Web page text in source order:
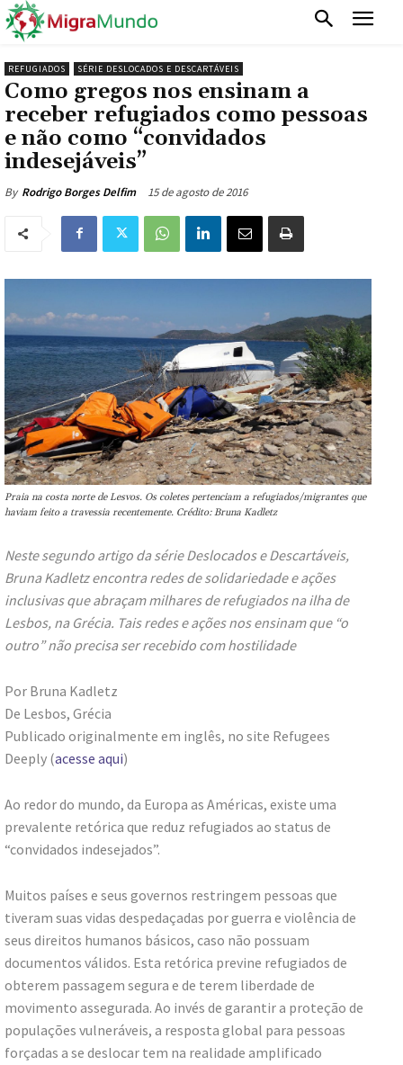
REFUGIADOS SÉRIE DESLOCADOS E DESCARTÁVEIS
Como gregos nos ensinam a
receber refugiados como pessoas
e não como “convidados
indesejáveis”
By Rodrigo Borges Delfim 15 de agosto de 2016
Praia na costa norte de Lesvos. Os coletes pertenciam a refugiados/migrantes que
haviam feito a travessia recentemente. Crédito: Bruna Kadletz
Neste segundo artigo da série Deslocados e Descartáveis,
Bruna Kadletz encontra redes de solidariedade e ações
inclusivas que abraçam milhares de refugiados na ilha de
Lesbos, na Grécia. Tais redes e ações nos ensinam que “o
outro” não precisa ser recebido com hostilidade
Por Bruna Kadletz
De Lesbos, Grécia
Publicado originalmente em inglês, no site Refugees
Deeply (acesse aqui)
Ao redor do mundo, da Europa as Américas, existe uma
prevalente retórica que reduz refugiados ao status de
“convidados indesejados”.
Muitos países e seus governos restringem pessoas que
tiveram suas vidas despedaçadas por guerra e violência de
seus direitos humanos básicos, caso não possuam
documentos válidos. Esta retórica previne refugiados de
obterem passagem segura e de terem liberdade de
movimento assegurada. Ao invés de garantir a proteção de
populações vulneráveis, a resposta global para pessoas
forçadas a se deslocar tem na realidade amplificado